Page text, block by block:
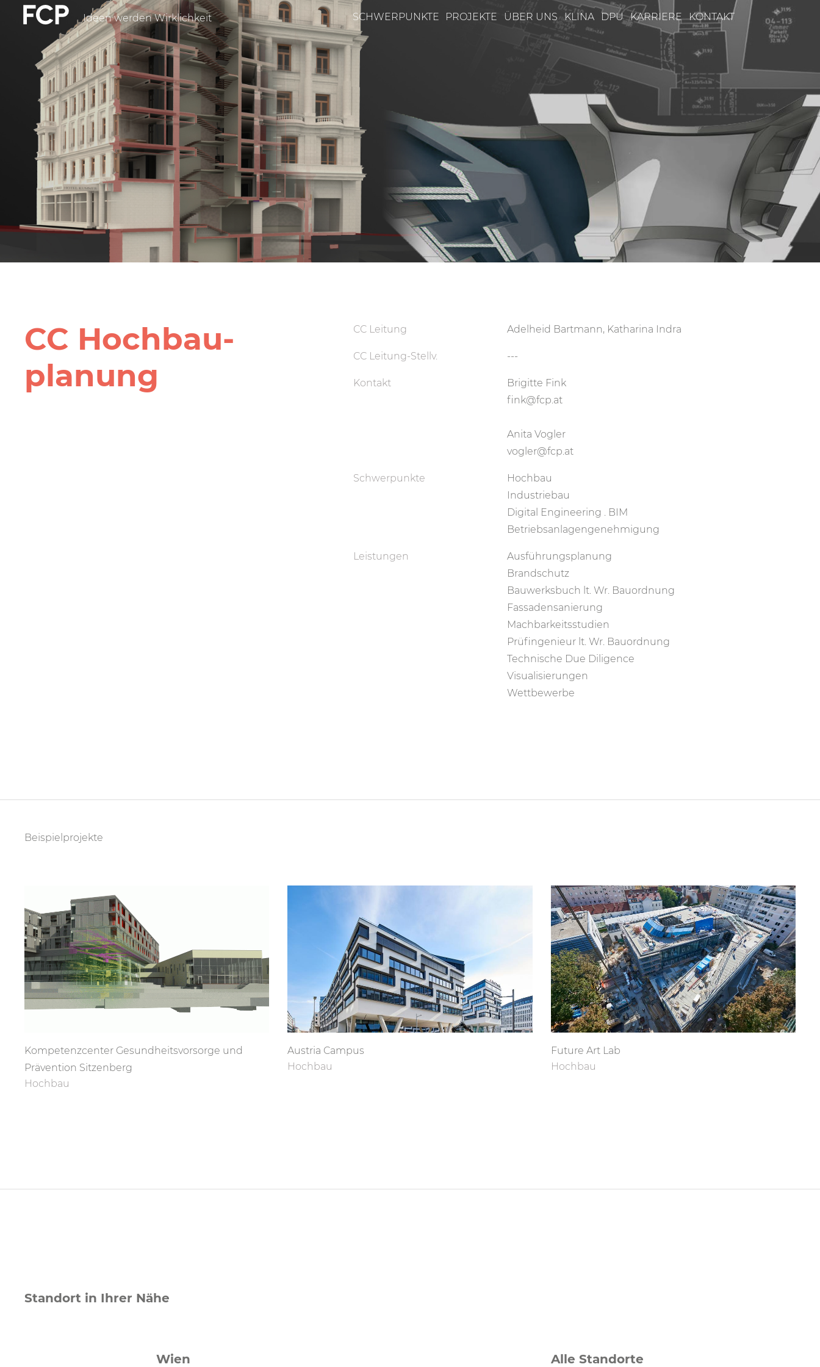
Direkt
FCP
Hauptnavigation
weißes
Logo
Ideen werden Wirklichkeit SCHWERPUNKTE PROJEKTE ÜBER UNS KLINA DPU KARRIERE KONTAKT
CC Hochbau­
planung
CC Leitung Adelheid Bartmann, Katharina Indra
CC Leitung-Stellv. ---
Kontakt
Brigitte Fink
fink@fcp.at
Anita Vogler
vogler@fcp.at
Schwerpunkte
Hochbau
Industriebau
Digital Engineering . BIM
Betriebsanlagengenehmigung
Leistungen
Ausführungsplanung
Brandschutz
Bauwerksbuch lt. Wr. Bauordnung
Fassadensanierung
Machbarkeitsstudien
Prüfingenieur lt. Wr. Bauordnung
Technische Due Diligence
Visualisierungen
Wettbewerbe
Beispielprojekte
Kompetenzcenter Gesundheitsvorsorge und
Prävention Sitzenberg
Hochbau
Austria Campus
Hochbau
Future Art Lab
Hochbau
Standort in Ihrer Nähe
Wien Alle Standorte